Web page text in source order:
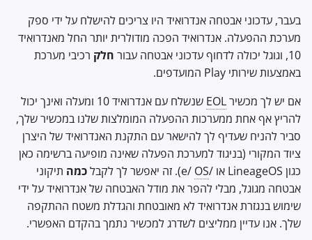
בעבר, עדכוני אבטחה אנדרואיד היו צריכים להישלח על ידי ספק
מערכת ההפעלה. אנדרואיד הפכה מודולרית יותר החל מאנדרואיד
10, וגוגל יכולה לדחוף עדכוני אבטחה עבור
חלק רכיבי מערכת
באמצעות שירותי Play המועדפים.
אם יש לך מכשירEOL
שנשלח עם אנדרואיד 10 ומעלה ואינך יכול
להריץ אף אחת ממערכות ההפעלה המומלצות שלנו במכשיר שלך,
סביר להניח שעדיף לך להישאר עם התקנת האנדרואיד של היצרן
ציוד המקורי (בניגוד למערכת הפעלה שאינה מופיעה ברשימה כאן
כגון LineageOS או /e/
OS ). זה יאפשר לך לקבלכמה תיקוני
אבטחה מגוגל, מבלי להפר את מודל האבטחה של אנדרואיד על ידי
שימוש בנגזרת אנדרואיד לא מאובטחת והגדלת משטח ההתקפה
שלך. אנו עדיין ממליצים לשדרג למכשיר נתמך בהקדם האפשרי.